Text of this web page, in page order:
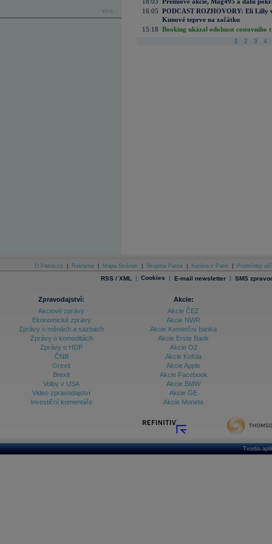
více...
16:05 PODCAST ROZHOVORY: Eli Lilly
Kunové teprve na začátku
15:18 Booking ukázal odolnost cestovního
1 2 3 4
O Patria.cz Reklama Mapa Stránek Skupina Patria Kariéra v Patrii Podmínky
RSS / XML | Cookies | E-mail newsletter | SMS
Zpravodajství:
Akciové zprávy
Ekonomické zprávy
Zprávy o měnách a sazbách
Zprávy o komoditách
Zprávy o HDP
ČNB
Grexit
Brexit
Volby v USA
Video zpravodajství
Investiční komentáře
Akcie:
Akcie ČEZ
Akcie NWR
Akcie Komerční banka
Akcie Erste Bank
Akcie O2
Akcie Kofola
Akcie Apple
Akcie Facebook
Akcie BMW
Akcie GE
Akcie Moneta
Tvorba